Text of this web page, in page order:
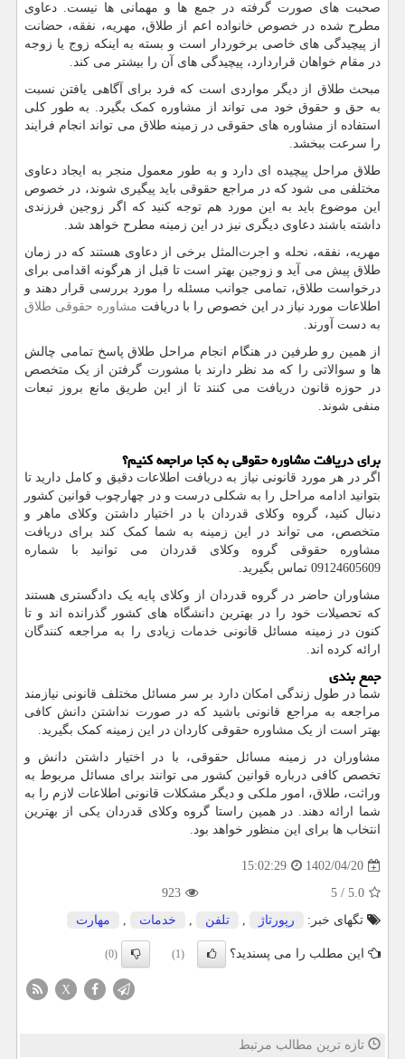
صحبت های صورت گرفته در جمع ها و مهمانی ها نیست. دعاوی
مطرح شده در خصوص خانواده اعم از طلاق، مهریه، نفقه، حضانت
از پیچیدگی های خاصی برخوردار است و بسته به اینکه زوج یا زوجه
در مقام خواهان قراردارد، پیچیدگی های آن را بیشتر می کند.
مبحث طلاق از دیگر مواردی است که فرد برای آگاهی یافتن نسبت
به حق و حقوق خود می‌ تواند از مشاوره کمک بگیرد. به‌ طور کلی
استفاده از مشاوره‌ های حقوقی در زمینه طلاق می‌ تواند انجام فرایند
را سرعت ببخشد.
طلاق مراحل پیچیده ‌ای دارد و به ‌طور معمول منجر به ایجاد دعاوی
مختلفی می ‌شود که در مراجع حقوقی باید پیگیری شوند، در خصوص
این موضوع باید به این مورد هم توجه کنید که اگر زوجین فرزندی
داشته باشند دعاوی دیگری نیز در این زمینه مطرح خواهد شد.
مهریه، نفقه، نحله و اجرت‌المثل برخی از دعاوی هستند که در زمان
طلاق پیش می ‌آید و زوجین بهتر است تا قبل از هرگونه اقدامی برای
درخواست طلاق، تمامی جوانب مسئله را مورد بررسی قرار دهند و
اطلاعات مورد نیاز در این خصوص را با دریافت مشاوره حقوقی طلاق
به‌ دست آورند.
از همین رو طرفین در هنگام انجام مراحل طلاق پاسخ تمامی چالش
‌ها و سوالاتی را که مد نظر دارند با مشورت‌ گرفتن از یک متخصص
در حوزه قانون دریافت می‌ کنند تا از این طریق مانع بروز تبعات
منفی شوند.
برای دریافت مشاوره حقوقی به کجا مراجعه کنیم؟
اگر در هر مورد قانونی نیاز به دریافت اطلاعات دقیق و کامل دارید تا
بتوانید ادامه مراحل را به ‌شکلی درست و در چهارچوب قوانین کشور
دنبال کنید، گروه وکلای قدردان با در اختیار داشتن وکلای ماهر و
متخصص، می‌ تواند در این زمینه به شما کمک کند برای دریافت
مشاوره حقوقی گروه وکلای قدردان می‌ توانید با شماره
09124605609 تماس بگیرید.
مشاوران حاضر در گروه قدردان از وکلای پایه یک دادگستری هستند
که تحصیلات خود را در بهترین دانشگاه ‌های کشور گذرانده ‌اند و تا
کنون در زمینه مسائل قانونی خدمات زیادی را به مراجعه‌ کنندگان
ارائه کرده ‌اند.
جمع ‌بندی
شما در طول زندگی امکان دارد بر سر مسائل مختلف قانونی نیازمند
مراجعه به مراجع قانونی باشید که در صورت نداشتن دانش کافی
بهتر است از یک مشاوره حقوقی کاردان در این زمینه کمک بگیرید.
مشاوران در زمینه مسائل حقوقی، با در اختیار داشتن دانش و
تخصص کافی درباره قوانین کشور می ‌توانند برای مسائل مربوط به
وراثت، طلاق، امور ملکی و دیگر مشکلات قانونی اطلاعات لازم را به
شما ارائه دهند. در همین راستا گروه وکلای قدردان یکی از بهترین
انتخاب‌ ها برای این منظور خواهد بود.
1402/04/20
15:02:29
5.0
/
5
923
تگهای خبر:
رپورتاژ , تلفن , خدمات , مهارت
این مطلب را می پسندید؟ (1)
(0)
X
تازه ترین مطالب مرتبط